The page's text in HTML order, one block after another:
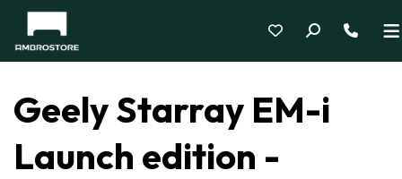
Geely Starray EM-i
Launch edition -